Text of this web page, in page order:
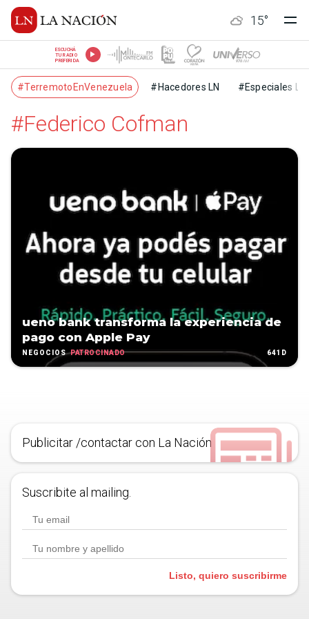
15°
ESCUCHÁ
TU RADIO
PREFERIDA
#TerremotoEnVenezuela #Hacedores LN #Especiales LN
#Federico Cofman
ueno bank transforma la experiencia de
pago con Apple Pay
NEGOCIOS PATROCINADO 641D
Publicitar /contactar con La Nación
Suscribite al mailing.
Listo, quiero suscribirme